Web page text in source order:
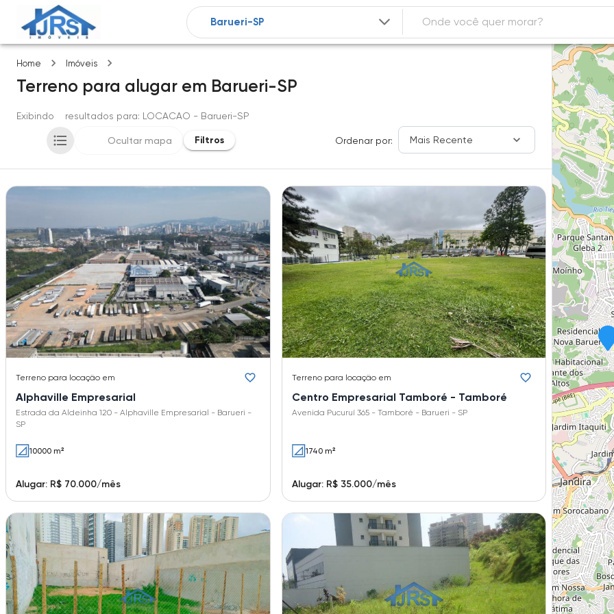
Home Imóveis
Terreno para alugar em Barueri-SP
Exibindo resultados para: LOCACAO - Barueri-SP
Ocultar mapa Filtros Ordenar por: Mais Recente
Terreno para locação em
Alphaville Empresarial
Estrada da Aldeinha 120 - Alphaville Empresarial - Barueri -
SP
10000 m²
Alugar: R$ 70.000/mês
Terreno para locação em
Centro Empresarial Tamboré - Tamboré
Avenida Pucuruí 365 - Tamboré - Barueri - SP
1740 m²
Alugar: R$ 35.000/mês